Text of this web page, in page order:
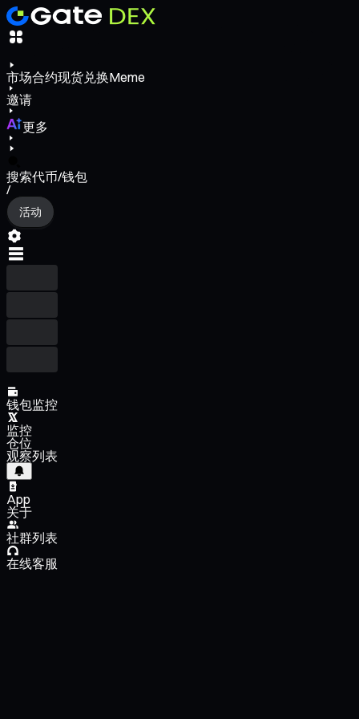
市场合约现货兑换Meme
邀请
更多
搜索代币/钱包
/
活动
钱包监控
监控
仓位
观察列表
App
关于
社群列表
在线客服